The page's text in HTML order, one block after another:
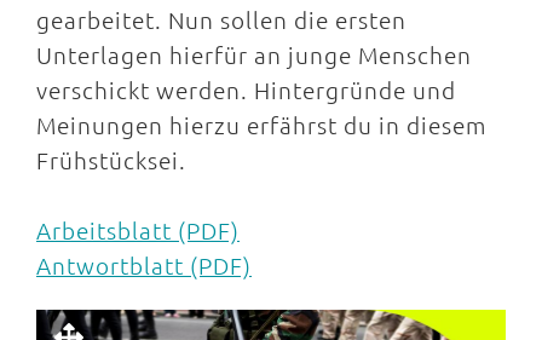
gearbeitet. Nun sollen die ersten
Unterlagen hierfür an junge Menschen
verschickt werden. Hintergründe und
Meinungen hierzu erfährst du in diesem
Frühstücksei.
Arbeitsblatt (PDF)
Antwortblatt (PDF)